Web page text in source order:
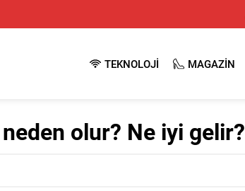
TEKNOLOJİ MAGAZİN
neden olur? Ne iyi gelir?